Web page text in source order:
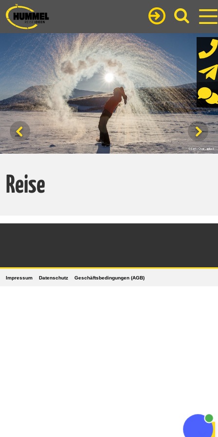
Reise
Impressum Datenschutz Geschäftsbedingungen (AGB)